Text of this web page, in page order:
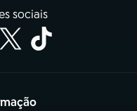
sociais